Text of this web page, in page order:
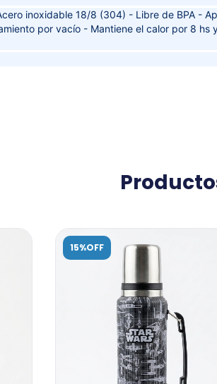
inoxidable 18/8 (304) - Libre de BPA -
por vacío - Mantiene el calor por 8 hs
15%OFF